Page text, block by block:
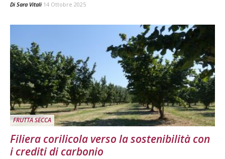
Di Sara Vitali 14 Ottobre 2025
FRUTTA SECCA
Filiera corilicola verso la sostenibilità con
i crediti di carbonio